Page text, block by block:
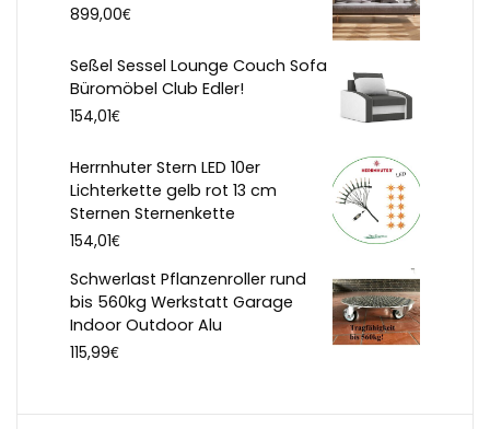
899,00€
Seßel Sessel Lounge Couch Sofa
Büromöbel Club Edler!
154,01€
Herrnhuter Stern LED 10er
Lichterkette gelb rot 13 cm
Sternen Sternenkette
154,01€
Schwerlast Pflanzenroller rund
bis 560kg Werkstatt Garage
Indoor Outdoor Alu
115,99€